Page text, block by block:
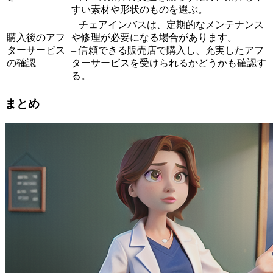
すい素材や形状のものを選ぶ。
購入後のアフ
ターサービス
の確認
– チェアインバスは、定期的なメンテナンス
や修理が必要になる場合があります。
– 信頼できる販売店で購入し、充実したアフ
ターサービスを受けられるかどうかも確認す
る。
まとめ